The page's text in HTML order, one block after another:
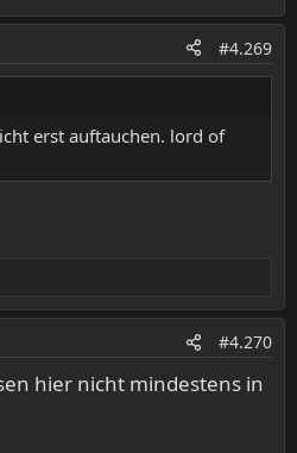
#4.269
erst auftauchen. lord of
#4.270
hier nicht mindestens in